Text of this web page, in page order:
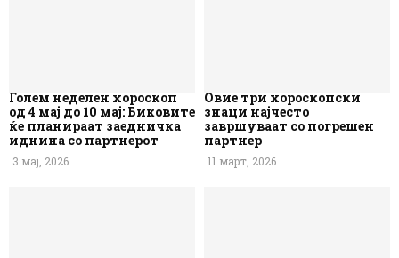
Голем неделен хороскоп
од 4 мај до 10 мај: Биковите
ќе планираат заедничка
иднина со партнерот
3 мај, 2026
Овие три хороскопски
знаци најчесто
завршуваат со погрешен
партнер
11 март, 2026